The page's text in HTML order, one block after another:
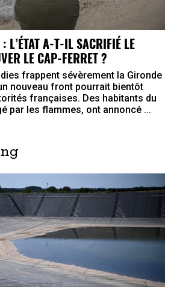
L’ÉTAT A-T-IL SACRIFIÉ LE
LE CAP-FERRET ?
frappent sévèrement la Gironde
nouveau front pourrait bientôt
françaises. Des habitants du
par les flammes, ont annoncé ...